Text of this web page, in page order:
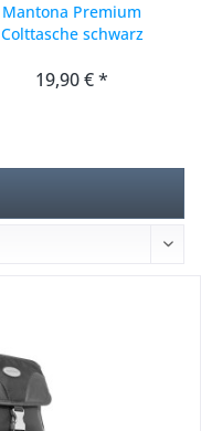
Mantona Premium
Colttasche schwarz
19,90 € *